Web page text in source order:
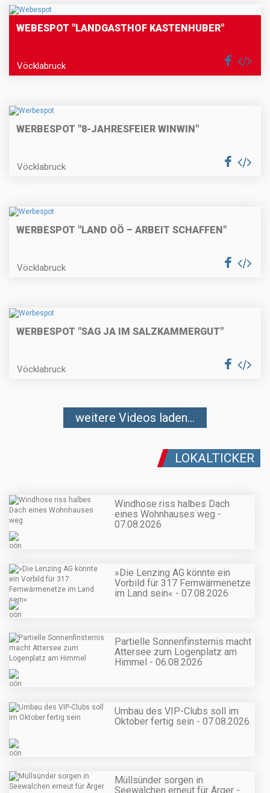
WEBESPOT "LANDGASTHOF KASTENHUBER"
Vöcklabruck
WERBESPOT "8-JAHRESFEIER WINWIN"
Vöcklabruck
WERBESPOT "LAND OÖ – ARBEIT SCHAFFEN"
Vöcklabruck
WERBESPOT "SAG JA IM SALZKAMMERGUT"
Vöcklabruck
weitere Videos laden...
LOKALTICKER
Windhose riss halbes Dach
eines Wohnhauses weg -
07.08.2026
»Die Lenzing AG könnte ein
Vorbild für 317 Fernwärmenetze
im Land sein« - 07.08.2026
Partielle Sonnenfinsternis macht
Attersee zum Logenplatz am
Himmel - 06.08.2026
Umbau des VIP-Clubs soll im
Oktober fertig sein - 07.08.2026
Müllsünder sorgen in
Seewalchen erneut für Ärger -